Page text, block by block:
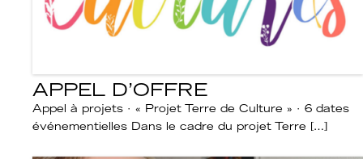
APPEL D’OFFRE
Appel à projets · « Projet Terre de Culture » · 6 dates
événementielles Dans le cadre du projet Terre […]